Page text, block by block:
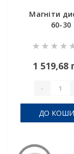
Магніти
60-30
1 519,68
-
ДО